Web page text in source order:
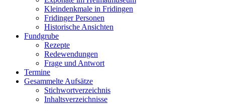
Kleindenkmale in Fridingen
Fridinger Personen
Historische Ansichten
Fundgrube
Rezepte
Redewendungen
Frage und Antwort
Termine
Gesammelte Aufsätze
Stichwortverzeichnis
Inhaltsverzeichnisse